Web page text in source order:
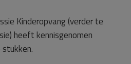
Kinderopvang (verder te
heeft kennisgenomen